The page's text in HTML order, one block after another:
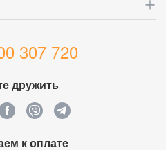
307 720
дружить
к оплате